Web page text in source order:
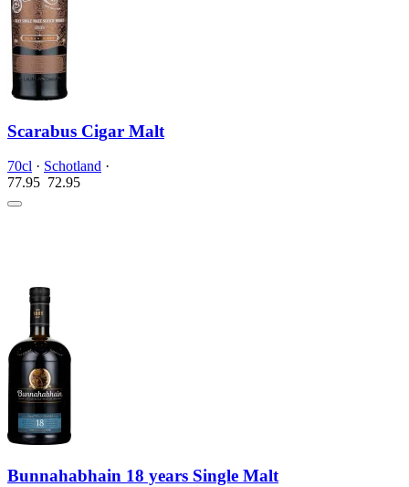
Scarabus Cigar Malt
70cl · Schotland ·
77.95 72.95
Bunnahabhain 18 years Single Malt